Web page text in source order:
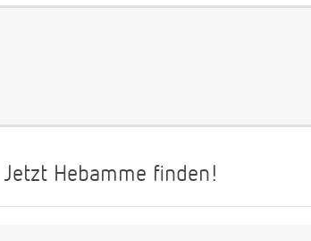
Jetzt Hebamme finden!